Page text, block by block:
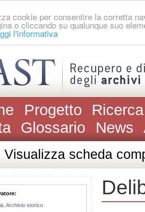
cookie per consentire la corretta
o cliccando su qualunque suo
l'informativa
Progetto
Glossario News
Visualizza scheda
Archivio storico